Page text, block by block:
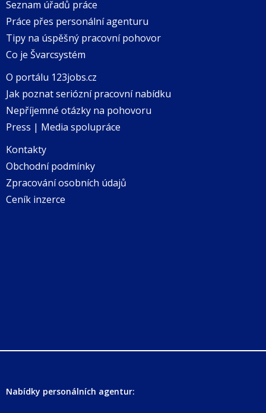
Seznam úřadů práce
Práce přes personální agenturu
Tipy na úspěšný pracovní pohovor
Co je Švarcsystém
O portálu 123jobs.cz
Jak poznat seriózní pracovní nabídku
Nepříjemné otázky na pohovoru
Press | Media spolupráce
Kontakty
Obchodní podmínky
Zpracování osobních údajů
Ceník inzerce
Nabídky personálních agentur: